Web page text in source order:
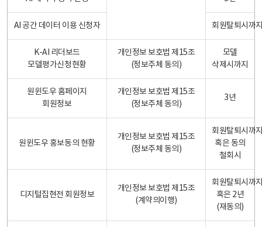
AI 공간 데이터 이용 신청자 회원탈퇴시까
K-AI 리더보드
모델평가신청현황
개인정보 보호법 제15조
(정보주체 동의)
모델
삭제시까지
원윈도우 홈페이지
회원정보
개인정보 보호법 제15조
(정보주체 동의)
3년
원윈도우 홍보동의 현황
개인정보 보호법 제15조
(정보주체 동의)
회원탈퇴시까
혹은 동의
철회시
디지털집현전 회원정보
개인정보 보호법 제15조
(계약의이행)
회원탈퇴시까
혹은 2년
(재동의)